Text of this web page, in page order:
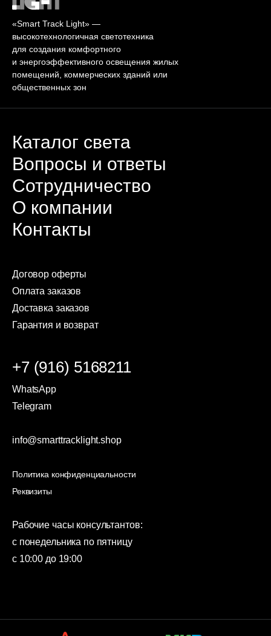
«Smart Track Light» —
высокотехнологичная светотехника
для создания комфортного
и энергоэффективного освещения жилых
помещений, коммерческих зданий или
общественных зон
Каталог света
Вопросы и ответы
Сотрудничество
О компании
Контакты
Договор оферты
Оплата заказов
Доставка заказов
Гарантия и возврат
+7 (916) 5168211
WhatsApp
Telegram
info@smarttracklight.shop
Политика конфиденциальности
Реквизиты
Рабочие часы консультантов:
с понедельника по пятницу
с 10:00 до 19:00